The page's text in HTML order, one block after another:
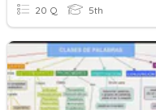
20 Q 5th